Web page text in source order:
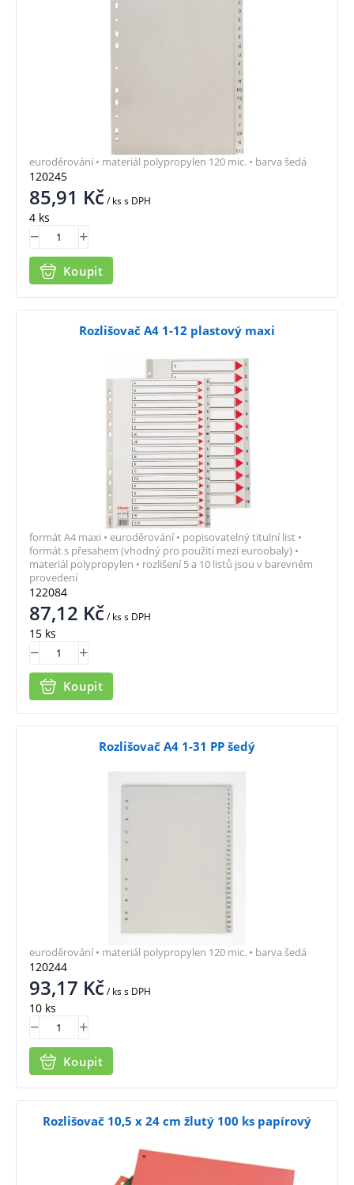
120245
85,91 Kč/ kss DPH
4 ks
Koupit
euroděrování • materiál polypropylen 120 mic. • barva šedá
Rozlišovač A4 1-12 plastový maxi
122084
87,12 Kč/ kss DPH
15 ks
Koupit
formát A4 maxi • euroděrování • popisovatelný titulní list •
formát s přesahem (vhodný pro použití mezi euroobaly) •
materiál polypropylen • rozlišení 5 a 10 listů jsou v barevném
provedení
Rozlišovač A4 1-31 PP šedý
120244
93,17 Kč/ kss DPH
10 ks
Koupit
euroděrování • materiál polypropylen 120 mic. • barva šedá
Rozlišovač 10,5 x 24 cm žlutý 100 ks papírový